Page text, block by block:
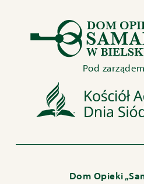
Pod
Dom Opieki